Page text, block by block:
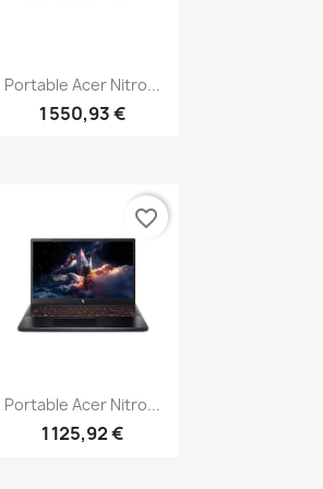
Aperçu rapide
Portable Acer Nitro...
1 550,93 €
Aperçu rapide
Portable Acer Nitro...
1 125,92 €
favorite_border